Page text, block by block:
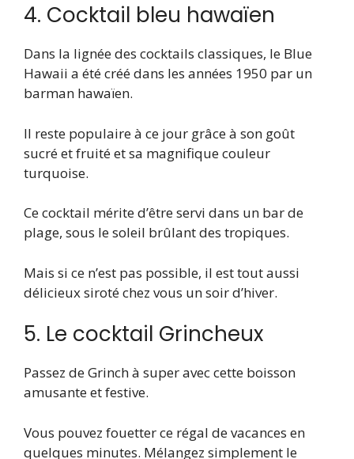
4. Cocktail bleu hawaïen
Dans la lignée des cocktails classiques, le Blue
Hawaii a été créé dans les années 1950 par un
barman hawaïen.
Il reste populaire à ce jour grâce à son goût
sucré et fruité et sa magnifique couleur
turquoise.
Ce cocktail mérite d’être servi dans un bar de
plage, sous le soleil brûlant des tropiques.
Mais si ce n’est pas possible, il est tout aussi
délicieux siroté chez vous un soir d’hiver.
5. Le cocktail Grincheux
Passez de Grinch à super avec cette boisson
amusante et festive.
Vous pouvez fouetter ce régal de vacances en
quelques minutes. Mélangez simplement le